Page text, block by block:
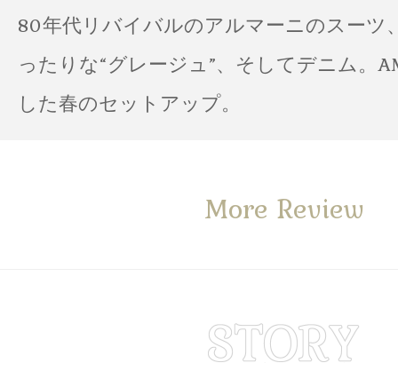
80年代リバイバルのアルマーニのスーツ
ったりな“グレージュ”、そしてデニム。
した春のセットアップ。
More Review